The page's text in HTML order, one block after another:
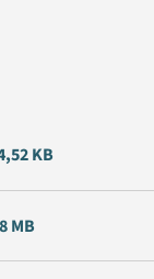
KB
MB